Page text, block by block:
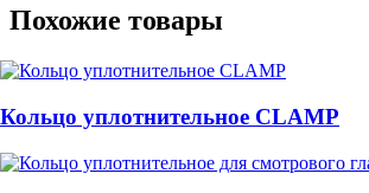
Похожие товары
Кольцо уплотнительное CLAMP